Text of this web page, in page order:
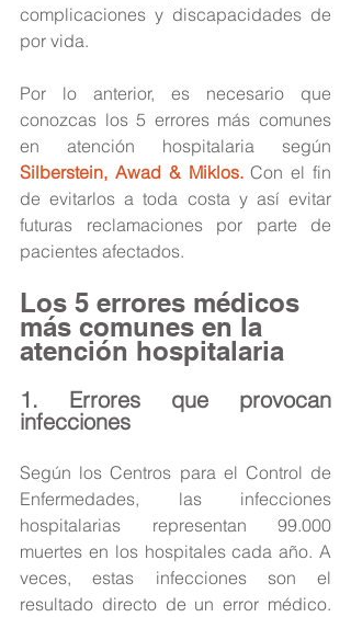
complicaciones y discapacidades de
por vida.
Por lo anterior, es necesario que
conozcas los 5 errores más comunes
Silberstein, Awad & Miklos. Con el fin
de evitarlos a toda costa y así evitar
futuras reclamaciones por parte de
pacientes afectados.
Los 5 errores médicos
más comunes en la
atención hospitalaria
1. Errores que provocan
infecciones
Según los Centros para el Control de
Enfermedades, las infecciones
hospitalarias representan 99.000
muertes en los hospitales cada año. A
veces, estas infecciones son el
resultado directo de un error médico.